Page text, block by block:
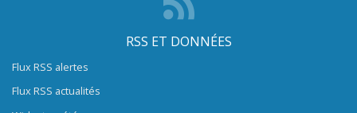
RSS ET DONNÉES
Flux RSS alertes
Flux RSS actualités